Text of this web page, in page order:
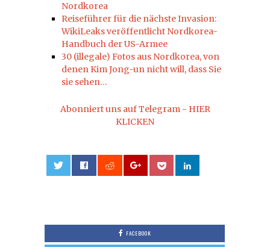
Nordkorea
Reiseführer für die nächste Invasion:
WikiLeaks veröffentlicht Nordkorea-
Handbuch der US-Armee
30 (illegale) Fotos aus Nordkorea, von
denen Kim Jong-un nicht will, dass Sie
sie sehen…
Abonniert uns auf Telegram - HIER
KLICKEN
FACEBOOK